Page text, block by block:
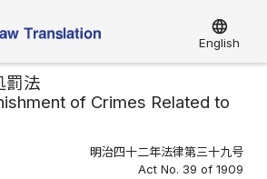
language
English
罰法
of Crimes Related to
明治四十二年法律第三十九号
Act No. 39 of 1909